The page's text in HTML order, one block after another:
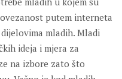
putem interneta
mladih. Mladi
ideja i mjera za
na izbore zato što